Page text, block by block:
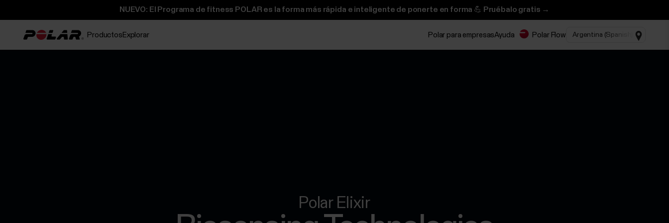
NUEVO: El Programa de fitness POLAR es la forma más rápida e inteligente de ponerte en forma 💪 Pruébalo gratis →
Productos Explorar Polar para empresasAyuda Polar Flow
Polar Elixir